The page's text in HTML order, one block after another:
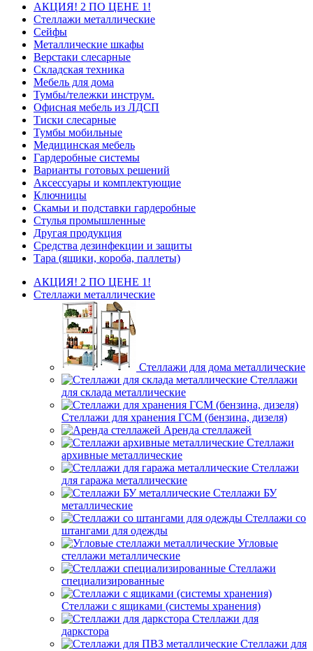
АКЦИЯ! 2 ПО ЦЕНЕ 1!
Стеллажи металлические
Сейфы
Металлические шкафы
Верстаки слесарные
Складская техника
Мебель для дома
Тумбы/тележки инструм.
Офисная мебель из ЛДСП
Тиски слесарные
Тумбы мобильные
Медицинская мебель
Гардеробные системы
Варианты готовых решений
Аксессуары и комплектующие
Ключницы
Скамьи и подставки гардеробные
Стулья промышленные
Другая продукция
Средства дезинфекции и защиты
Тара (ящики, короба, паллеты)
АКЦИЯ! 2 ПО ЦЕНЕ 1!
Стеллажи металлические
Стеллажи для дома металлические
Стеллажи
для склада металлические
Стеллажи для хранения ГСМ (бензина, дизеля)
Аренда стеллажей
Стеллажи
архивные металлические
Стеллажи
для гаража металлические
Стеллажи БУ
металлические
Стеллажи со
штангами для одежды
Угловые
стеллажи металлические
Стеллажи
специализированные
Стеллажи с ящиками (системы хранения)
Стеллажи для
даркстора
Стеллажи для